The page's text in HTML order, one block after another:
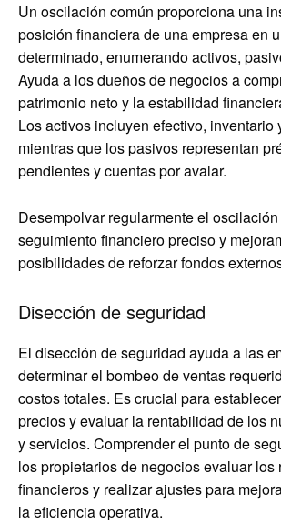
Un oscilación común proporciona una
posición financiera de una empresa en
determinado, enumerando activos,
Ayuda a los dueños de negocios a
patrimonio neto y la estabilidad
Los activos incluyen efectivo, inventario
mientras que los pasivos representan
pendientes y cuentas por avalar.
Desempolvar regularmente el
seguimiento financiero precisoy
posibilidades de reforzar fondos
Disección de seguridad
El disección de seguridad ayuda a las
determinar el bombeo de ventas
costos totales. Es crucial para
precios y evaluar la rentabilidad de los
y servicios. Comprender el punto de
los propietarios de negocios evaluar los
financieros y realizar ajustes para
la eficiencia operativa.